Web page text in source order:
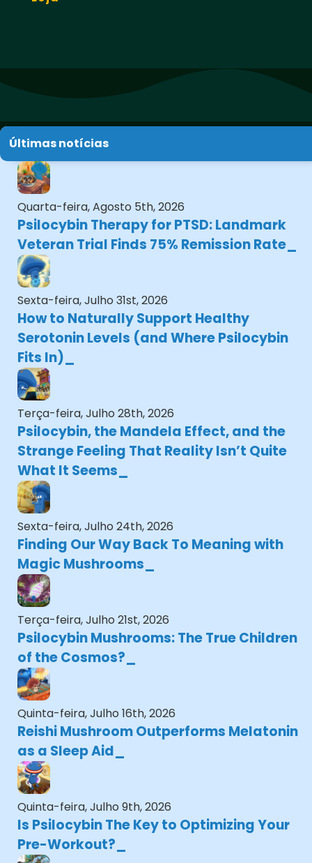
Últimas notícias
Quarta-feira, Agosto 5th, 2026
Psilocybin Therapy for PTSD: Landmark
Veteran Trial Finds 75% Remission Rate
Sexta-feira, Julho 31st, 2026
How to Naturally Support Healthy
Serotonin Levels (and Where Psilocybin
Fits In)
Terça-feira, Julho 28th, 2026
Psilocybin, the Mandela Effect, and the
Strange Feeling That Reality Isn’t Quite
What It Seems
Sexta-feira, Julho 24th, 2026
Finding Our Way Back To Meaning with
Magic Mushrooms
Terça-feira, Julho 21st, 2026
Psilocybin Mushrooms: The True Children
of the Cosmos?
Quinta-feira, Julho 16th, 2026
Reishi Mushroom Outperforms Melatonin
as a Sleep Aid
Quinta-feira, Julho 9th, 2026
Is Psilocybin The Key to Optimizing Your
Pre-Workout?